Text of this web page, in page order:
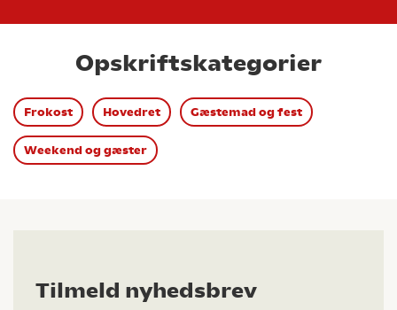
Opskriftskategorier
Frokost Hovedret Gæstemad og fest
Weekend og gæster
Tilmeld nyhedsbrev